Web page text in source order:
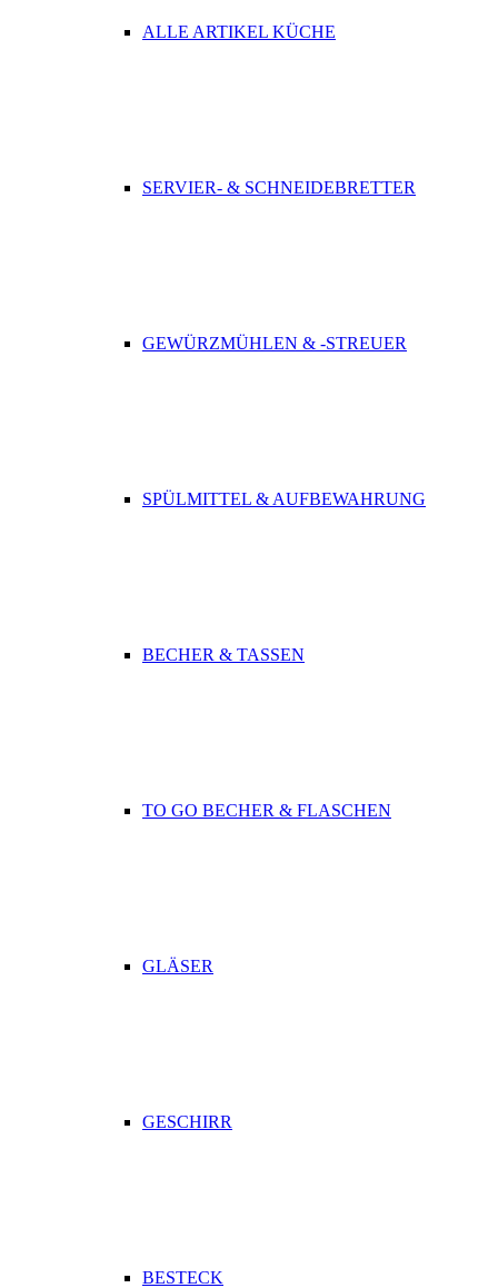
ALLE ARTIKEL KÜCHE
SERVIER- & SCHNEIDEBRETTER
GEWÜRZMÜHLEN & -STREUER
SPÜLMITTEL & AUFBEWAHRUNG
BECHER & TASSEN
TO GO BECHER & FLASCHEN
GLÄSER
GESCHIRR
BESTECK